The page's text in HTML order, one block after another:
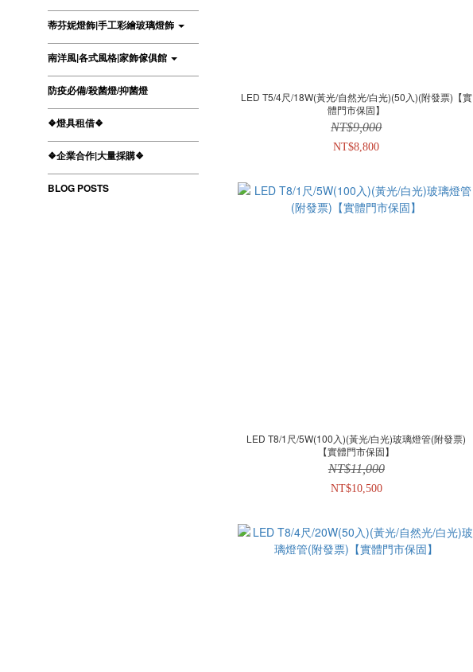
蒂芬妮燈飾|手工彩繪玻璃燈飾
南洋風|各式風格|家飾傢俱館
防疫必備/殺菌燈/抑菌燈
❖燈具租借❖
❖企業合作|大量採購❖
BLOG POSTS
LED T5/4尺/18W(黃光/自然光/白光)(50入)(附發票)【實
體門市保固】
NT$9,000
NT$8,800
LED T8/1尺/5W(100入)(黃光/白光)玻璃燈管(附發票)
【實體門市保固】
NT$11,000
NT$10,500